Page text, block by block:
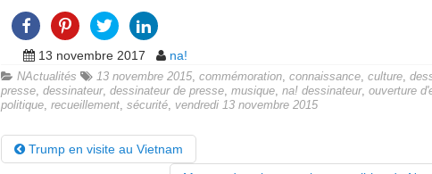
13 novembre 2017 na!
NActualités 13 novembre 2015 commémoration connaissance culture
presse dessinateur, dessinateur de presse musique na! dessinateur, ouverture
politique recueillement sécurité vendredi 13 novembre 2015
Trump en visite au Vietnam